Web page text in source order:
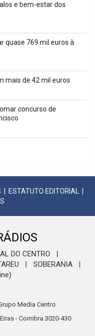
e bem-estar dos
quase 769 mil euros à
mais de 42 mil euros
concurso de
ESTATUTO EDITORIAL
DO CENTRO
SOBERANIA
Media Centro
- Coimbra 3020-430